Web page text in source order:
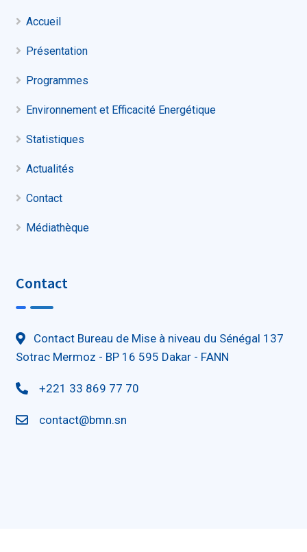
Accueil
Présentation
Programmes
Environnement et Efficacité Energétique
Statistiques
Actualités
Contact
Médiathèque
Contact
Contact Bureau de Mise à niveau du Sénégal 137
Sotrac Mermoz - BP 16 595 Dakar - FANN
+221 33 869 77 70
contact@bmn.sn